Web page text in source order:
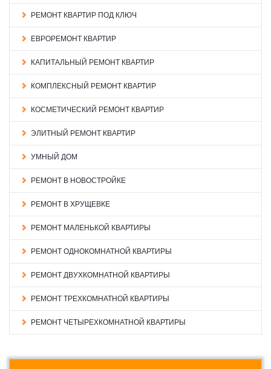
РЕМОНТ КВАРТИР ПОД КЛЮЧ
ЕВРОРЕМОНТ КВАРТИР
КАПИТАЛЬНЫЙ РЕМОНТ КВАРТИР
КОМПЛЕКСНЫЙ РЕМОНТ КВАРТИР
КОСМЕТИЧЕСКИЙ РЕМОНТ КВАРТИР
ЭЛИТНЫЙ РЕМОНТ КВАРТИР
УМНЫЙ ДОМ
РЕМОНТ В НОВОСТРОЙКЕ
РЕМОНТ В ХРУЩЕВКЕ
РЕМОНТ МАЛЕНЬКОЙ КВАРТИРЫ
РЕМОНТ ОДНОКОМНАТНОЙ КВАРТИРЫ
РЕМОНТ ДВУХКОМНАТНОЙ КВАРТИРЫ
РЕМОНТ ТРЕХКОМНАТНОЙ КВАРТИРЫ
РЕМОНТ ЧЕТЫРЕХКОМНАТНОЙ КВАРТИРЫ